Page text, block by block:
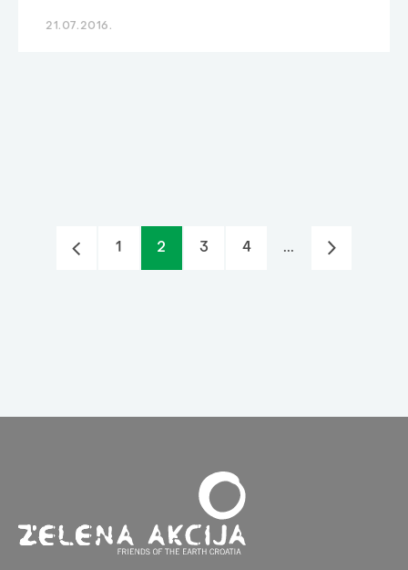
21.07.2016.
1 2 3 4 ...